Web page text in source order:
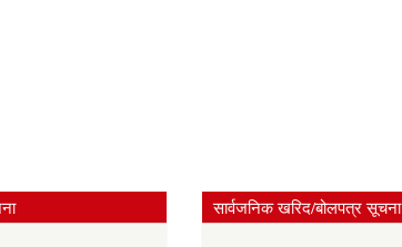
सार्वजनिक खरिद/बोलपत्र सूचना